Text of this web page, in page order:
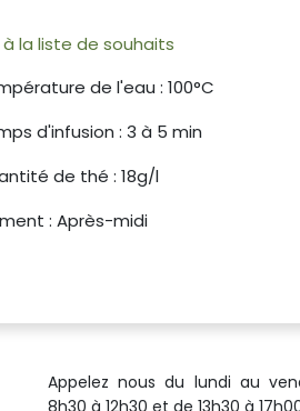
la liste de souhaits
de l'eau : 100°C
d'infusion : 3 à 5 min
de thé : 18g/l
: Après-midi
Appelez nous du lundi au